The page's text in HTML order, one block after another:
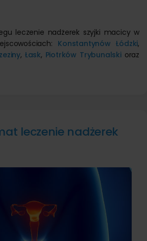
leczenie nadżerek szyjki macicy w
Konstantynów Łódzki,
, Łask, Piotrków Trybunalskioraz
leczenie nadżerek